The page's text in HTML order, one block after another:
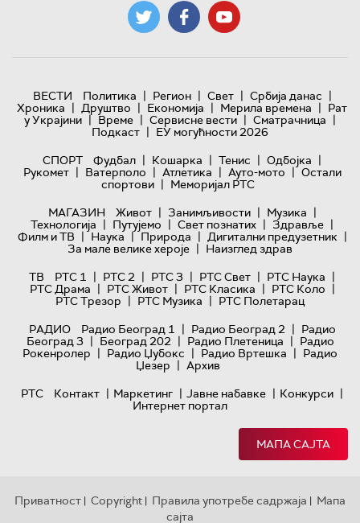
ВЕСТИ Политика | Регион | Свет | Србија данас |
Хроника | Друштво | Економија | Мерила времена | Рат
у Украјини | Време | Сервисне вести | Сматрачница |
Подкаст | ЕУ могућности 2026
СПОРТ
Фудбал | Кошарка | Тенис | Одбојка |
Рукомет | Ватерполо | Атлетика | Ауто-мото | Остали
спортови | Меморијал РТС
МАГАЗИН
Живот | Занимљивости | Музика |
Технологијa | Путујемо | Свет познатих | Здравље |
Филм и ТВ | Наука | Природа | Дигитални предузетник |
За мале велике хероје | Наизглед здрав
ТВ
РТС 1 | РТС 2 | РТС 3 | РТС Свет | РТС Наука |
РТС Драма | РТС Живот | РТС Класика | РТС Коло |
РТС Трезор | РТС Музика | РТС Полетарац
РАДИО
Радио Београд 1 | Радио Београд 2 | Радио
Београд 3 | Београд 202 | Радио Плетеница | Радио
Рокенролер | Радио Џубокс | Радио Вртешка | Радио
Џезер | Архив
РТС
Контакт | Маркетинг | Јавне набавке | Конкурси |
Интернет портал
МАПА САЈТА
Приватност | Copyright | Правила употребе садржаја | Мапа
сајта